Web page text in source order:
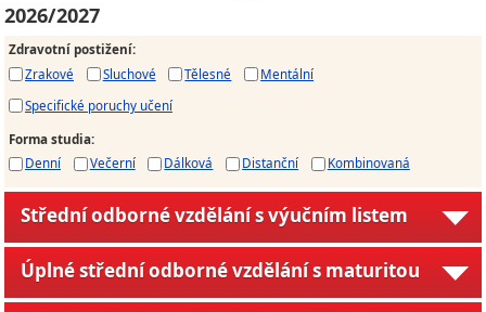
2026/2027
Zdravotní postižení:
Zrakové
Sluchové Tělesné
Mentální
Specifické poruchy učení
Forma studia:
Denní
Večerní Dálková Distanční Kombinovaná
Střední odborné vzdělání s výučním listem
Úplné střední odborné vzdělání s maturitou